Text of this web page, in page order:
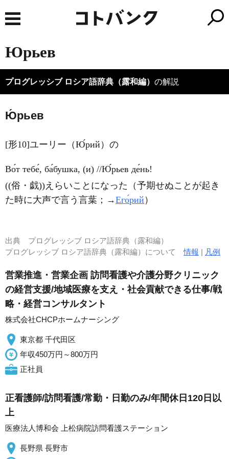
Юрьев
プログレッシブ ロシア語辞典（露和編） の解説
Ю́рьев
[形10]ユーリー（Ю́рий）の
Во́т тебе́, ба́бушка, (и) //Ю́рьев де́нь!
((俗・戯))えらいことになった（予期せぬことが起き
た時に大声で言う言葉；→Его́рий ）
出典 プログレッシブ ロシア語辞典（露和編）
プログレッシブ ロシア語辞典（露和編）について情報 | 凡例
営業推進・営業企画 訪問看護や介護分野クリニック
の経営支援/地域医療を支え・社会貢献できる仕事/戦
略・経営コンサルタント
株式会社CHCPホームナーシング
東京都 千代田区
年収450万円～800万円
正社員
正看護師/訪問看護/常勤・日勤のみ/年間休日120日以
上
医療法人博和会 上松病院訪問看護ステーション
長野県 長野市